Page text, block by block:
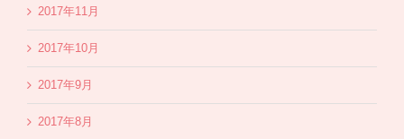
2017年11月
2017年10月
2017年9月
2017年8月